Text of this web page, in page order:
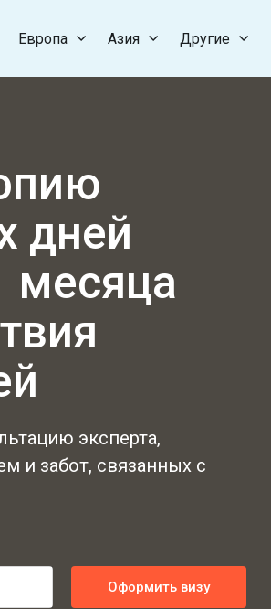
Европа Азия Другие
дней
месяца
эксперта,
и забот, связанных с
Оформить визу